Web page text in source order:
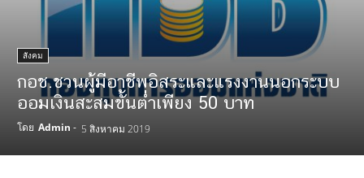
สังคม
กอช.ชวนผู้มีอาชีพอิสระและแรงงานนอกระบบ
ออมเงินสะสมขั้นต่ำเพียง 50 บาท
โดย Admin - 5 สิงหาคม 2019